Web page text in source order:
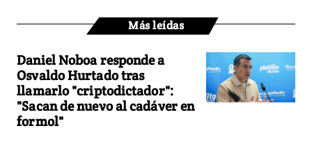
Más leídas
Daniel Noboa responde a
Osvaldo Hurtado tras
llamarlo "criptodictador":
"Sacan de nuevo al cadáver en
formol"